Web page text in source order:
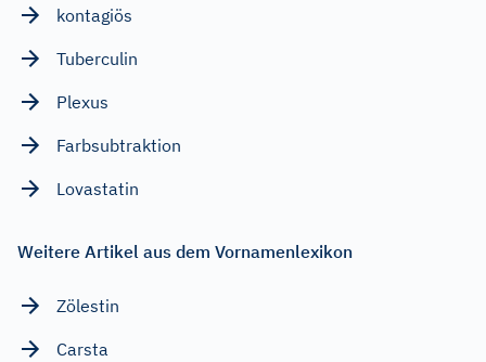
kontagiös
Tuberculin
Plexus
Farbsubtraktion
Lovastatin
Weitere Artikel aus dem Vornamenlexikon
Zölestin
Carsta